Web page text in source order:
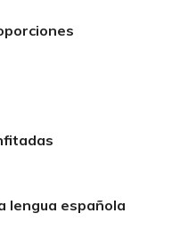
lengua española